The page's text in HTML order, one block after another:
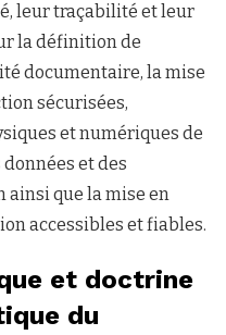
leur traçabilité et leur
la définition de
documentaire, la mise
sécurisées,
et numériques de
et des
ainsi que la mise en
accessibles et fiables.
et doctrine
du